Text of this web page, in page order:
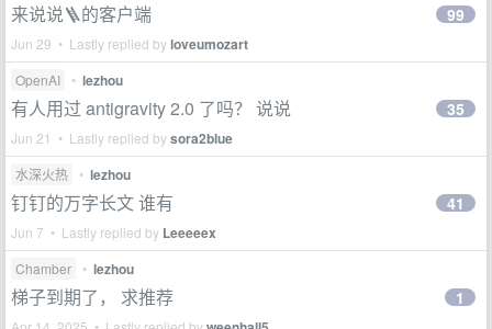
来说说🪜的客户端
Jun 29 • Lastly replied byloveumozart
99
OpenAI • lezhou
有人用过 antigravity 2.0 了吗？ 说说
Jun 21 • Lastly replied bysora2blue
35
水深火热 • lezhou
钉钉的万字长文 谁有
Jun 7 • Lastly replied by Leeeeex
41
Chamber • lezhou
梯子到期了， 求推荐 1